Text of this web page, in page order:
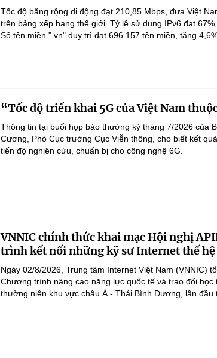
Tốc độ băng rộng di động đạt 210,85 Mbps, đưa Việt
trên bảng xếp hạng thế giới. Tỷ lệ sử dụng IPv6 đạt
Số tên miền ".vn" duy trì đạt 696.157 tên miền, tăng
“Tốc độ triển khai 5G của Việt Nam
Thông tin tại buổi họp báo thường kỳ tháng 7/2026 của
Cương, Phó Cục trưởng Cục Viễn thông, cho biết kết
tiến độ nghiên cứu, chuẩn bị cho công nghệ 6G.
VNNIC chính thức khai mạc Hội nghị
trình kết nối những kỹ sư Internet thế
Ngày 02/8/2026, Trung tâm Internet Việt Nam (VNNIC)
Chương trình nâng cao năng lực quốc tế và trao đổi học
thường niên khu vực châu Á - Thái Bình Dương, lần đầu